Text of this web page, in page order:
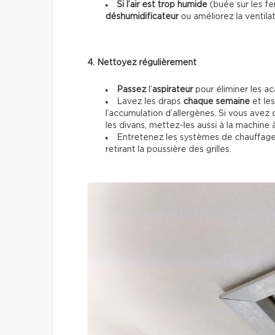
Si l’air est trop humide (buée sur les
déshumidificateurou améliorez la
4. Nettoyez régulièrement
Passez l’aspirateur pour éliminer les
Lavez les draps chaque semaine et
l’accumulation d’allergènes. Si vous
les divans, mettez-les aussi à la machine
Entretenez les systèmes de
retirant la poussière des grilles.